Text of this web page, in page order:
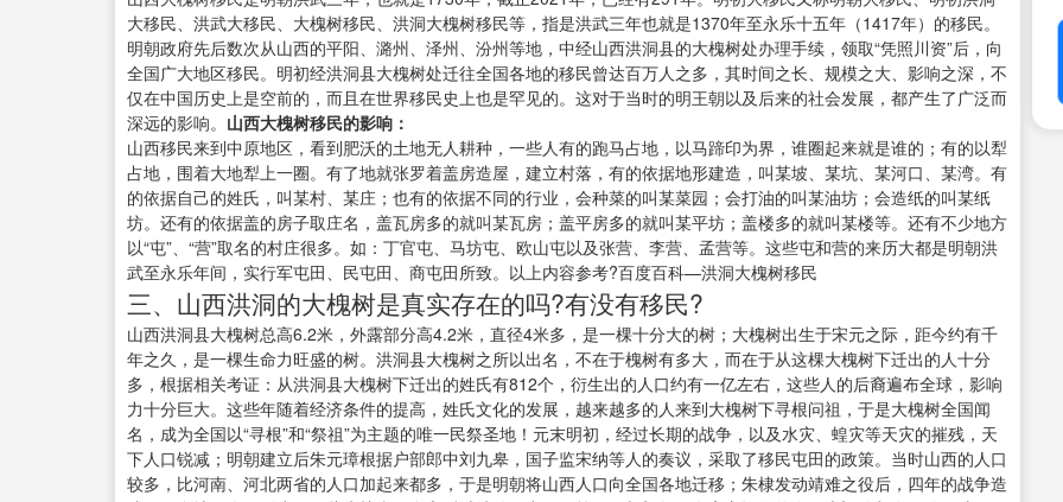
大移民、洪武大移民、大槐树移民、洪洞大槐树移民等，指是洪武三年也就是1370年至永乐十五年（1417年）的移民。
明朝政府先后数次从山西的平阳、潞州、泽州、汾州等地，中经山西洪洞县的大槐树处办理手续，领取“凭照川资”后，向
全国广大地区移民。明初经洪洞县大槐树处迁往全国各地的移民曾达百万人之多，其时间之长、规模之大、影响之深，不
仅在中国历史上是空前的，而且在世界移民史上也是罕见的。这对于当时的明王朝以及后来的社会发展，都产生了广泛而
深远的影响。 山西大槐树移民的影响：
山西移民来到中原地区，看到肥沃的土地无人耕种，一些人有的跑马占地，以马蹄印为界，谁圈起来就是谁的；有的以犁
占地，围着大地犁上一圈。有了地就张罗着盖房造屋，建立村落，有的依据地形建造，叫某坡、某坑、某河口、某湾。有
的依据自己的姓氏，叫某村、某庄；也有的依据不同的行业，会种菜的叫某菜园；会打油的叫某油坊；会造纸的叫某纸
坊。还有的依据盖的房子取庄名，盖瓦房多的就叫某瓦房；盖平房多的就叫某平坊；盖楼多的就叫某楼等。还有不少地方
以“屯”、“营”取名的村庄很多。如：丁官屯、马坊屯、欧山屯以及张营、李营、孟营等。这些屯和营的来历大都是明朝洪
武至永乐年间，实行军屯田、民屯田、商屯田所致。以上内容参考?百度百科—洪洞大槐树移民
三、山西洪洞的大槐树是真实存在的吗?有没有移民?
山西洪洞县大槐树总高6.2米，外露部分高4.2米，直径4米多，是一棵十分大的树；大槐树出生于宋元之际，距今约有千
年之久，是一棵生命力旺盛的树。洪洞县大槐树之所以出名，不在于槐树有多大，而在于从这棵大槐树下迁出的人十分
多，根据相关考证：从洪洞县大槐树下迁出的姓氏有812个，衍生出的人口约有一亿左右，这些人的后裔遍布全球，影响
力十分巨大。这些年随着经济条件的提高，姓氏文化的发展，越来越多的人来到大槐树下寻根问祖，于是大槐树全国闻
名，成为全国以“寻根”和“祭祖”为主题的唯一民祭圣地！元末明初，经过长期的战争，以及水灾、蝗灾等天灾的摧残，天
下人口锐减；明朝建立后朱元璋根据户部郎中刘九皋，国子监宋纳等人的奏议，采取了移民屯田的政策。当时山西的人口
较多，比河南、河北两省的人口加起来都多，于是明朝将山西人口向全国各地迁移；朱棣发动靖难之役后，四年的战争造